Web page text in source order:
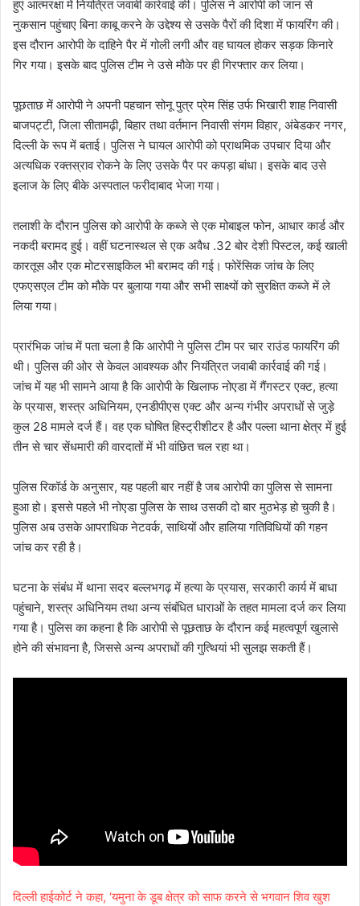
हुए आत्मरक्षा में नियंत्रित जवाबी कार्रवाई की। पुलिस ने आरोपी को जान से
नुकसान पहुंचाए बिना काबू करने के उद्देश्य से उसके पैरों की दिशा में फायरिंग की।
इस दौरान आरोपी के दाहिने पैर में गोली लगी और वह घायल होकर सड़क किनारे
गिर गया। इसके बाद पुलिस टीम ने उसे मौके पर ही गिरफ्तार कर लिया।
पूछताछ में आरोपी ने अपनी पहचान सोनू पुत्र प्रेम सिंह उर्फ भिखारी शाह निवासी
बाजपट्टी, जिला सीतामढ़ी, बिहार तथा वर्तमान निवासी संगम विहार, अंबेडकर नगर,
दिल्ली के रूप में बताई। पुलिस ने घायल आरोपी को प्राथमिक उपचार दिया और
अत्यधिक रक्तस्राव रोकने के लिए उसके पैर पर कपड़ा बांधा। इसके बाद उसे
इलाज के लिए बीके अस्पताल फरीदाबाद भेजा गया।
तलाशी के दौरान पुलिस को आरोपी के कब्जे से एक मोबाइल फोन, आधार कार्ड और
नकदी बरामद हुई। वहीं घटनास्थल से एक अवैध .32 बोर देशी पिस्टल, कई खाली
कारतूस और एक मोटरसाइकिल भी बरामद की गई। फोरेंसिक जांच के लिए
एफएसएल टीम को मौके पर बुलाया गया और सभी साक्ष्यों को सुरक्षित कब्जे में ले
लिया गया।
प्रारंभिक जांच में पता चला है कि आरोपी ने पुलिस टीम पर चार राउंड फायरिंग की
थी। पुलिस की ओर से केवल आवश्यक और नियंत्रित जवाबी कार्रवाई की गई।
जांच में यह भी सामने आया है कि आरोपी के खिलाफ नोएडा में गैंगस्टर एक्ट, हत्या
के प्रयास, शस्त्र अधिनियम, एनडीपीएस एक्ट और अन्य गंभीर अपराधों से जुड़े
कुल 28 मामले दर्ज हैं। वह एक घोषित हिस्ट्रीशीटर है और पल्ला थाना क्षेत्र में हुई
तीन से चार सेंधमारी की वारदातों में भी वांछित चल रहा था।
पुलिस रिकॉर्ड के अनुसार, यह पहली बार नहीं है जब आरोपी का पुलिस से सामना
हुआ हो। इससे पहले भी नोएडा पुलिस के साथ उसकी दो बार मुठभेड़ हो चुकी है।
पुलिस अब उसके आपराधिक नेटवर्क, साथियों और हालिया गतिविधियों की गहन
जांच कर रही है।
घटना के संबंध में थाना सदर बल्लभगढ़ में हत्या के प्रयास, सरकारी कार्य में बाधा
पहुंचाने, शस्त्र अधिनियम तथा अन्य संबंधित धाराओं के तहत मामला दर्ज कर लिया
गया है। पुलिस का कहना है कि आरोपी से पूछताछ के दौरान कई महत्वपूर्ण खुलासे
होने की संभावना है, जिससे अन्य अपराधों की गुत्थियां भी सुलझ सकती हैं।
दिल्ली हाईकोर्ट ने कहा, ‘यमुना के डूब क्षेत्र को साफ करने से भगवान शिव खुश